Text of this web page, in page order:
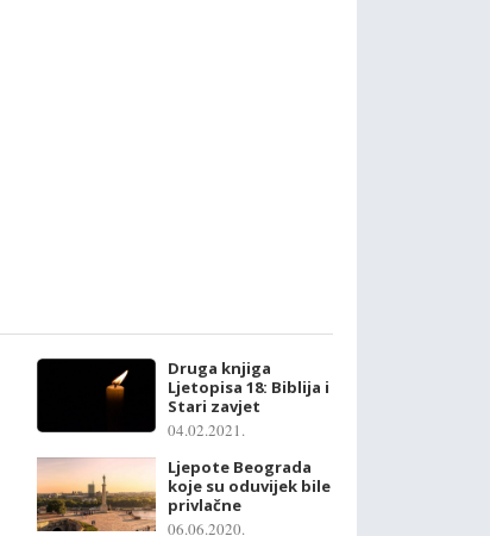
Druga knjiga
Ljetopisa 18: Biblija i
Stari zavjet
04.02.2021.
Ljepote Beograda
koje su oduvijek bile
privlačne
06.06.2020.